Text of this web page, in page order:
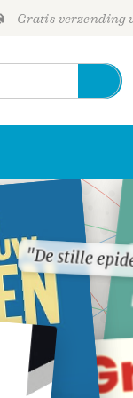
Gratis verzending
"De stille
"De stille